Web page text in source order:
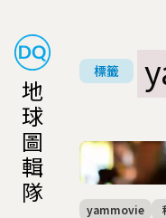
地
球
圖
輯
隊
標籤
yammovie